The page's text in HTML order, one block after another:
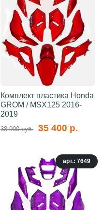
Комплект пластика Honda
GROM / MSX125 2016-
2019
38 900 руб. 35 400 р.
арт.: 7649